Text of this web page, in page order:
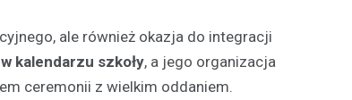
ale również okazja do integracji
kalendarzu szkoły, a jego organizacja
ceremonii z wielkim oddaniem.
Oszustwo na komunikatorach: 23-
latka straciła 1500 zł przez przejęte
konto znajomego